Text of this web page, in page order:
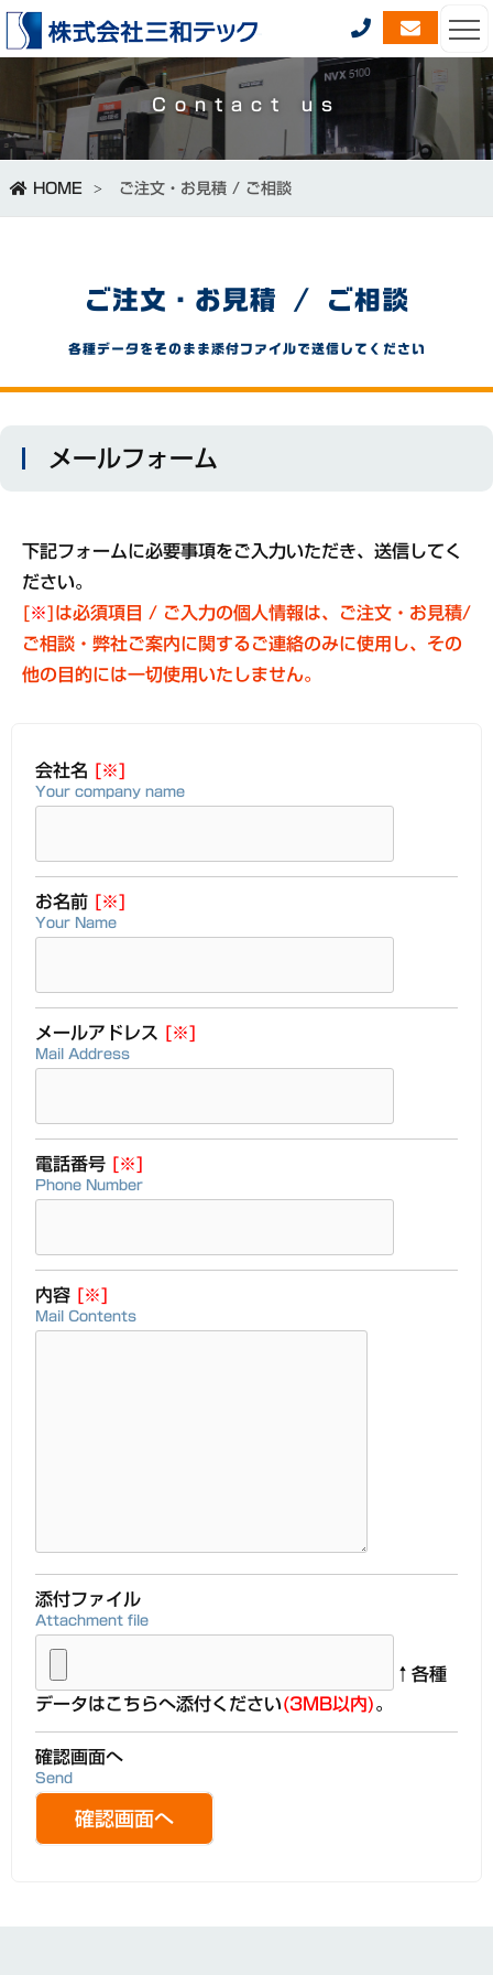
Contact us
HOME ご注文・お見積 / ご相談
ご注文・お見積 / ご相談
各種データをそのまま添付ファイルで送信してください
メールフォーム
下記フォームに必要事項をご入力いただき、送信してく
ださい。
[※]は必須項目 / ご入力の個人情報は、ご注文・お見積/
ご相談・弊社ご案内に関するご連絡のみに使用し、その
他の目的には一切使用いたしません。
会社名 [※]
Your company name
お名前 [※]
Your Name
メールアドレス [※]
Mail Address
電話番号 [※]
Phone Number
内容 [※]
Mail Contents
添付ファイル
Attachment file
↑各種
データはこちらへ添付ください(3MB以内)。
確認画面へ
Send